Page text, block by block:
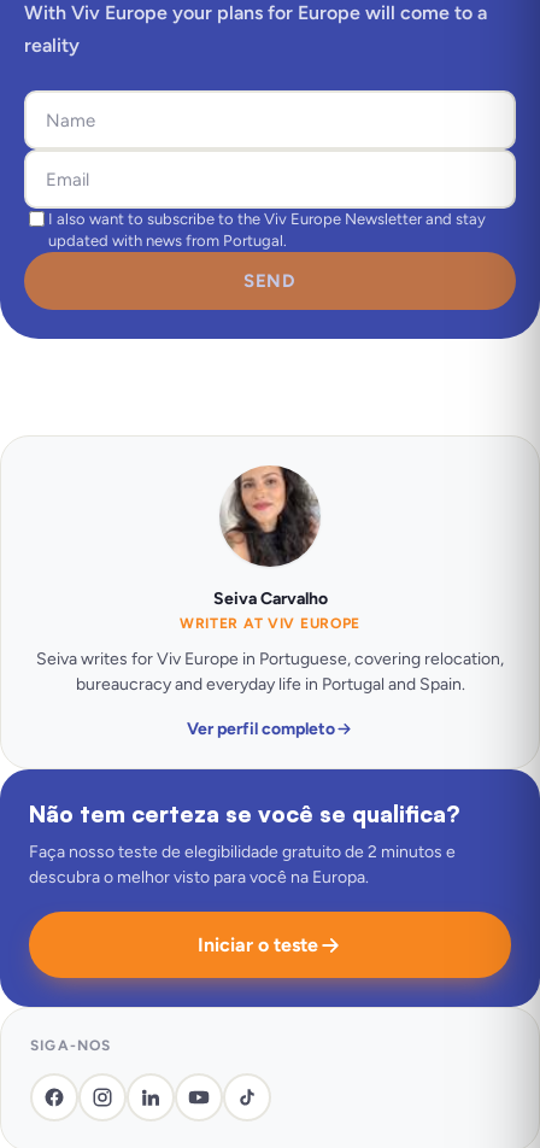
With Viv Europe your plans for Europe will come to a
reality
I also want to subscribe to the Viv Europe Newsletter and stay
updated with news from Portugal.
SEND
Seiva Carvalho
WRITER AT VIV EUROPE
Seiva writes for Viv Europe in Portuguese, covering relocation,
bureaucracy and everyday life in Portugal and Spain.
Ver perfil completo
Não tem certeza se você se qualifica?
Faça nosso teste de elegibilidade gratuito de 2 minutos e
descubra o melhor visto para você na Europa.
Iniciar o teste
SIGA-NOS